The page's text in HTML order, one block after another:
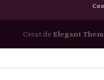
Creat de Elegant